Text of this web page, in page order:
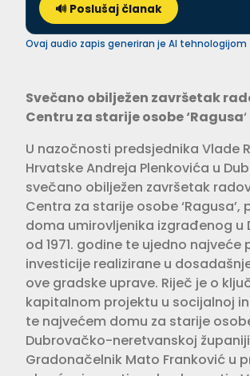
🔊 Poslušaj članak
Ovaj audio zapis generiran je AI tehnologijom
Svečano obilježen završetak
Centru za starije osobe ‘Ragusa‘
U nazočnosti predsjednika Vlade
Hrvatske Andreja Plenkovića u
svečano obilježen završetak
Centra za starije osobe ‘Ragusa’,
doma umirovljenika izgrađenog u
od 1971. godine te ujedno
investicije realizirane u
ove gradske uprave. Riječ je o
kapitalnom projektu u socijalnoj
te najvećem domu za starije
Dubrovačko-neretvanskoj
Gradonačelnik Mato Franković u